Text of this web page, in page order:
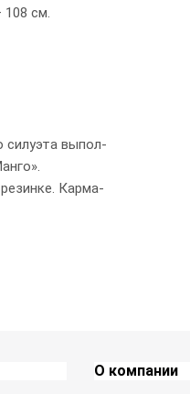
см.
силуэта выпол-
Карма-
О компании